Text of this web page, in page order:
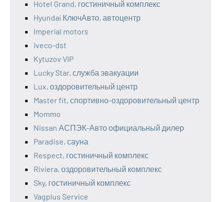
Hotel Grand, гостиничный комплекс
Hyundai КлючАвто, автоцентр
Imperial motors
Iveco-dst
Kytuzov VIP
Lucky Star, служба эвакуации
Lux, оздоровительный центр
Master fit, спортивно-оздоровительный центр
Mommo
Nissan АСПЭК-Авто официальный дилер
Paradise, сауна
Respect, гостиничный комплекс
Riviera, оздоровительный комплекс
Sky, гостиничный комплекс
Vagplus Service